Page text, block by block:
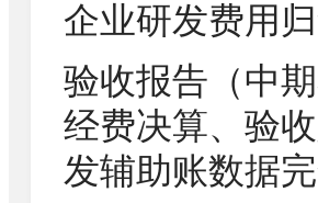
企业研发费用
验收报告（中
经费决算、验
发辅助账数据完